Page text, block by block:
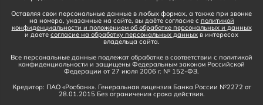
Оставляя свои персональные данные в любых формах, а также при звонке
на номера, указанные на сайте, вы даёте согласие с политикой
конфиденциальности и положением об обработке персональных и данных
и даете согласие на обработку персональных данных в интересах
владельца сайта.
Все персональные данные подлежат обработке в соответствии с политикой
конфиденциальности и защищены Федеральным законом Российской
Федерации от 27 июля 2006 г. № 152-ФЗ.
Кредитор: ПАО «Росбанк». Генеральная лицензия Банка России №2272 от
28.01.2015 Без ограничения срока действия.